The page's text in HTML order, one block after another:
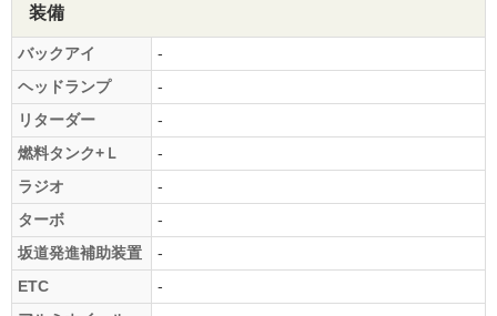
装備
バックアイ
-
ヘッドランプ
-
リターダー
-
燃料タンク+Ｌ
-
ラジオ
-
ターボ
-
坂道発進補助装置
-
ETC
-